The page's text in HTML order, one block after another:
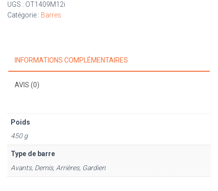
Petiot
14
UGS : OT1409M12i
Catégorie : Barres
INFORMATIONS COMPLÉMENTAIRES
AVIS (0)
Poids
450 g
Type de barre
Avants, Demis, Arrières, Gardien